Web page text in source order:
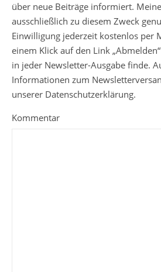
über neue Beiträge informiert.
ausschließlich zu diesem Zweck
Einwilligung jederzeit kostenlos per
einem Klick auf den Link
in jeder Newsletter-Ausgabe finde.
Informationen zum
unserer Datenschutzerklärung.
Kommentar